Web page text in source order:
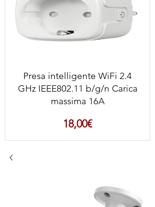
Presa intelligente WiFi 2.4
GHz IEEE802.11 b/g/n Carica
massima 16A
18,00€Prezzo